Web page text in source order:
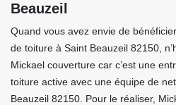
Beauzeil
Quand vous avez envie de
de toiture à Saint Beauzeil 82150,
Mickael couverture car c’est une
toiture active avec une équipe de
Beauzeil 82150. Pour le réaliser,